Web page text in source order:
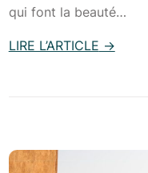
m
n
qui font la beauté…
LIRE L’ARTICLE →